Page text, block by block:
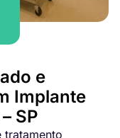
e
Implante
SP
tratamento